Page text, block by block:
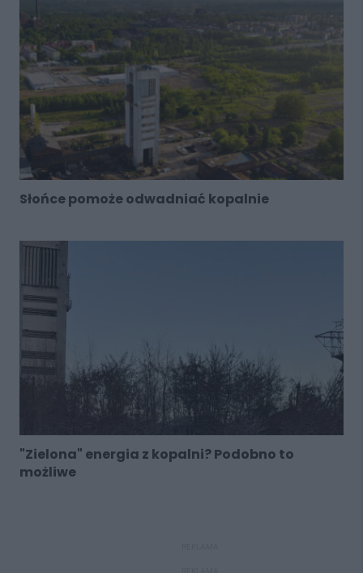
Słońce pomoże odwadniać kopalnie
"Zielona" energia z kopalni? Podobno to
możliwe